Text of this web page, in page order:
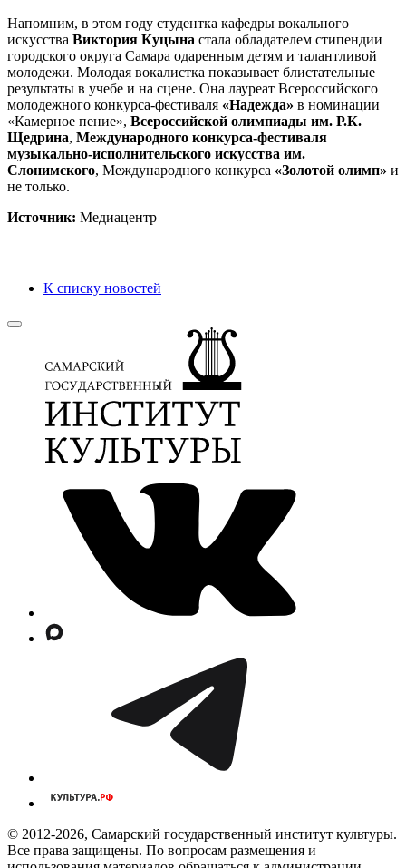
Напомним, в этом году студентка кафедры вокального
искусства Виктория Куцына стала обладателем стипендии
городского округа Самара одаренным детям и талантливой
молодежи. Молодая вокалистка показывает блистательные
результаты в учебе и на сцене. Она лауреат Всероссийского
молодежного конкурса-фестиваля «Надежда» в номинации
«Камерное пение», Всероссийской олимпиады им. Р.К.
Щедрина, Международного конкурса-фестиваля
музыкально-исполнительского искусства им.
Слонимского, Международного конкурса «Золотой олимп» и
не только.
Источник: Медиацентр
К списку новостей
© 2012-2026, Самарский государственный институт культуры.
Все права защищены. По вопросам размещения и